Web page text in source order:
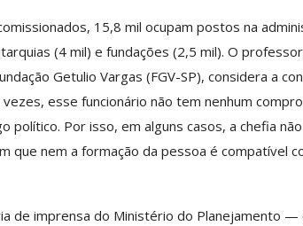
15,8 mil ocupam postos na
(4 mil) e fundações (2,5 mil). O
Getulio Vargas (FGV-SP), considera a
esse funcionário não tem nenhum
político. Por isso, em alguns casos, a chefia
que nem a formação da pessoa é compatível
de imprensa do Ministério do Planejamento
O Futuro Da Nossa Carreira Em
Debate